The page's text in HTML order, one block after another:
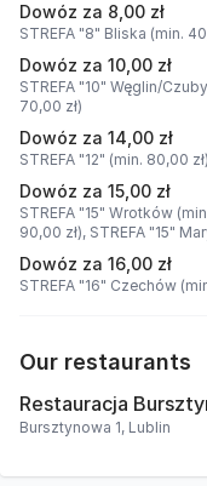
Dowóz za 8,00 zł
STREFA "8" Bliska (min.
Dowóz za 10,00 zł
STREFA "10" Węglin/
70,00 zł)
Dowóz za 14,00 zł
STREFA "12" (min. 80,00 zł)
Dowóz za 15,00 zł
STREFA "15" Wrotków
90,00 zł), STREFA "15"
Dowóz za 16,00 zł
STREFA "16" Czechów
Our restaurants
Restauracja
Bursztynowa 1, Lublin